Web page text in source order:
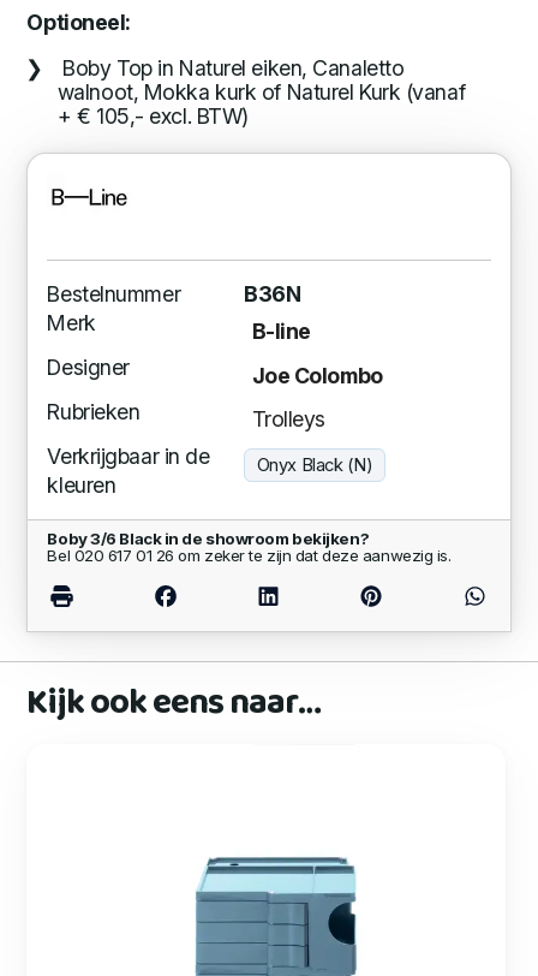
Optioneel:
Boby Top in Naturel eiken, Canaletto
walnoot, Mokka kurk of Naturel Kurk (vanaf
+ € 105,- excl. BTW)
Bestelnummer
B36N
Merk
B-line
Designer
Joe Colombo
Rubrieken
Trolleys
Verkrijgbaar in de
kleuren
Onyx Black (N)
Boby 3/6 Black in de showroom bekijken?
Bel 020 617 01 26 om zeker te zijn dat deze aanwezig is.
Kijk ook eens naar…